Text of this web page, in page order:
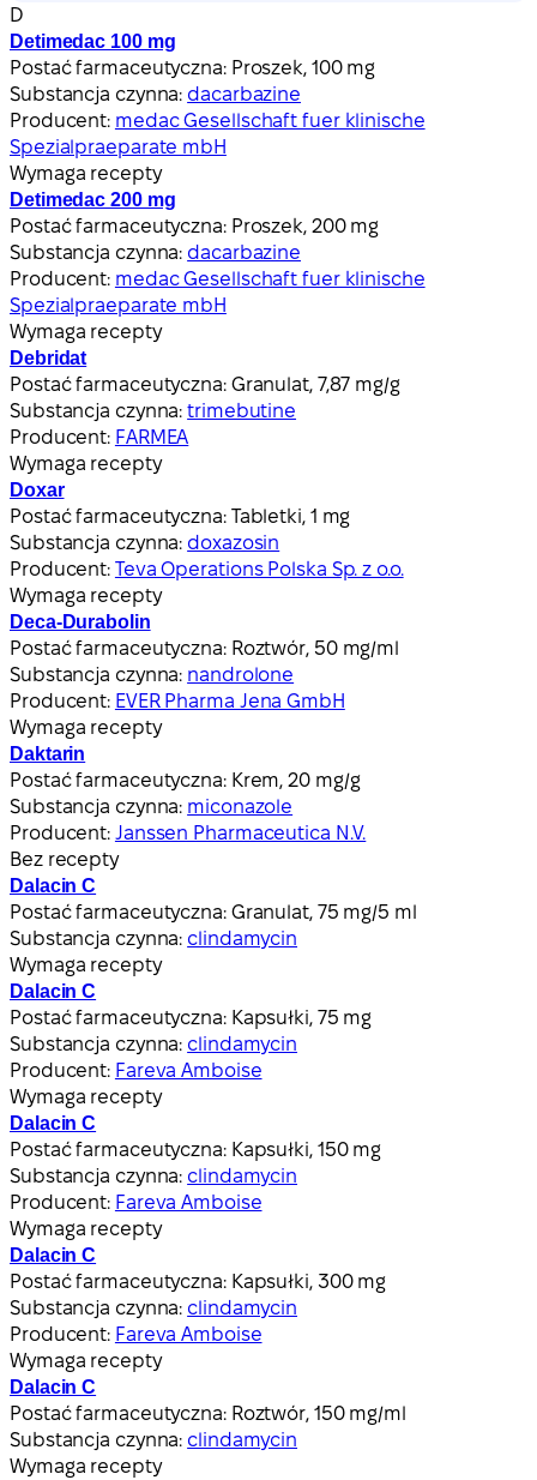
D
Detimedac 100 mg
Postać farmaceutyczna: Proszek, 100 mg
Substancja czynna: dacarbazine
Producent: medac Gesellschaft fuer klinische
Spezialpraeparate mbH
Wymaga recepty
Detimedac 200 mg
Postać farmaceutyczna: Proszek, 200 mg
Substancja czynna: dacarbazine
Producent: medac Gesellschaft fuer klinische
Spezialpraeparate mbH
Wymaga recepty
Debridat
Postać farmaceutyczna: Granulat, 7,87 mg/g
Substancja czynna:trimebutine
Producent: FARMEA
Wymaga recepty
Doxar
Postać farmaceutyczna: Tabletki, 1 mg
Substancja czynna: doxazosin
Producent: Teva Operations Polska Sp. z o.o.
Wymaga recepty
Deca-Durabolin
Postać farmaceutyczna: Roztwór, 50 mg/ml
Substancja czynna: nandrolone
Producent: EVER Pharma Jena GmbH
Wymaga recepty
Daktarin
Postać farmaceutyczna: Krem, 20 mg/g
Substancja czynna: miconazole
Producent: Janssen Pharmaceutica N.V.
Bez recepty
Dalacin C
Postać farmaceutyczna: Granulat, 75 mg/5 ml
Substancja czynna: clindamycin
Wymaga recepty
Dalacin C
Postać farmaceutyczna: Kapsułki, 75 mg
Substancja czynna: clindamycin
Producent: Fareva Amboise
Wymaga recepty
Dalacin C
Postać farmaceutyczna: Kapsułki, 150 mg
Substancja czynna: clindamycin
Producent: Fareva Amboise
Wymaga recepty
Dalacin C
Postać farmaceutyczna: Kapsułki, 300 mg
Substancja czynna: clindamycin
Producent: Fareva Amboise
Wymaga recepty
Dalacin C
Postać farmaceutyczna: Roztwór, 150 mg/ml
Substancja czynna: clindamycin
Wymaga recepty